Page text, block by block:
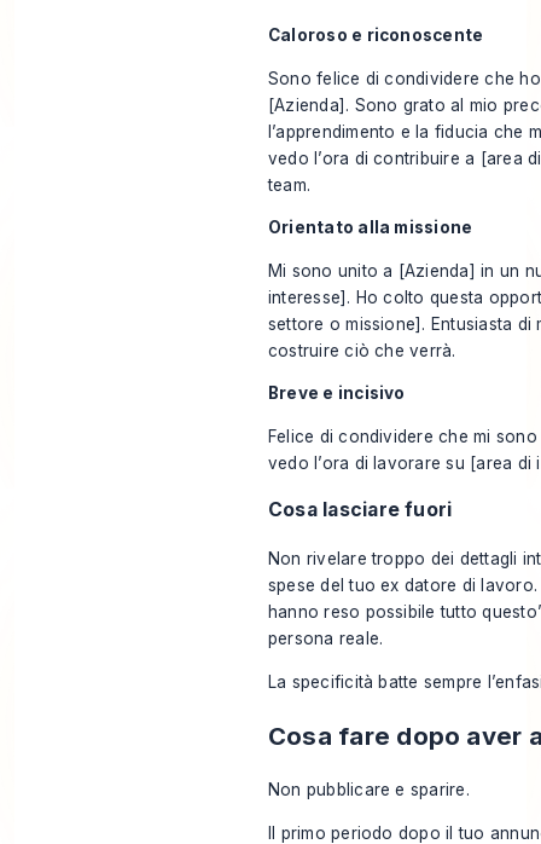
Caloroso e riconoscente
Sono felice di condividere che
[Azienda]. Sono grato al mio
l’apprendimento e la fiducia che
vedo l’ora di contribuire a [area
team.
Orientato alla missione
Mi sono unito a [Azienda] in un
interesse]. Ho colto questa
settore o missione]. Entusiasta
costruire ciò che verrà.
Breve e incisivo
Felice di condividere che mi
vedo l’ora di lavorare su [area di
Cosa lasciare fuori
Non rivelare troppo dei dettagli
spese del tuo ex datore di
hanno reso possibile tutto
persona reale.
La specificità batte sempre
Cosa fare dopo aver
Non pubblicare e sparire.
Il primo periodo dopo il tuo